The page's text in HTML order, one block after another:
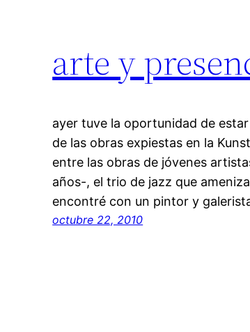
arte y
ayer tuve la oportunidad de
de las obras expiestas en la
entre las obras de jóvenes
años-, el trio de jazz que
encontré con un pintor y
octubre 22, 2010